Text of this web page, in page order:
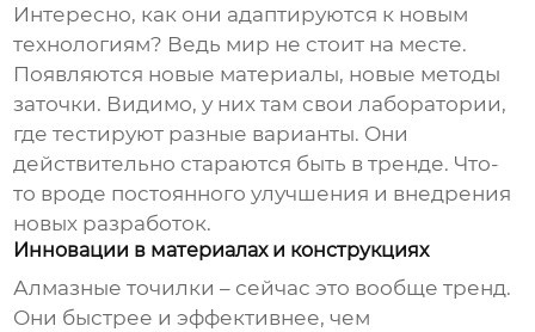
Интересно, как они адаптируются к новым
технологиям? Ведь мир не стоит на месте.
Появляются новые материалы, новые методы
заточки. Видимо, у них там свои лаборатории,
где тестируют разные варианты. Они
действительно стараются быть в тренде. Что-
то вроде постоянного улучшения и внедрения
новых разработок.
Инновации в материалах и конструкциях
Алмазные точилки – сейчас это вообще тренд.
Они быстрее и эффективнее, чем